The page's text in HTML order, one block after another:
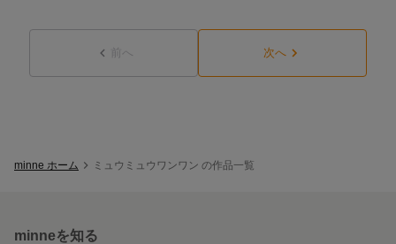
前へ 次へ
minne ホーム ミュウミュウワンワン の作品一覧
minneを知る